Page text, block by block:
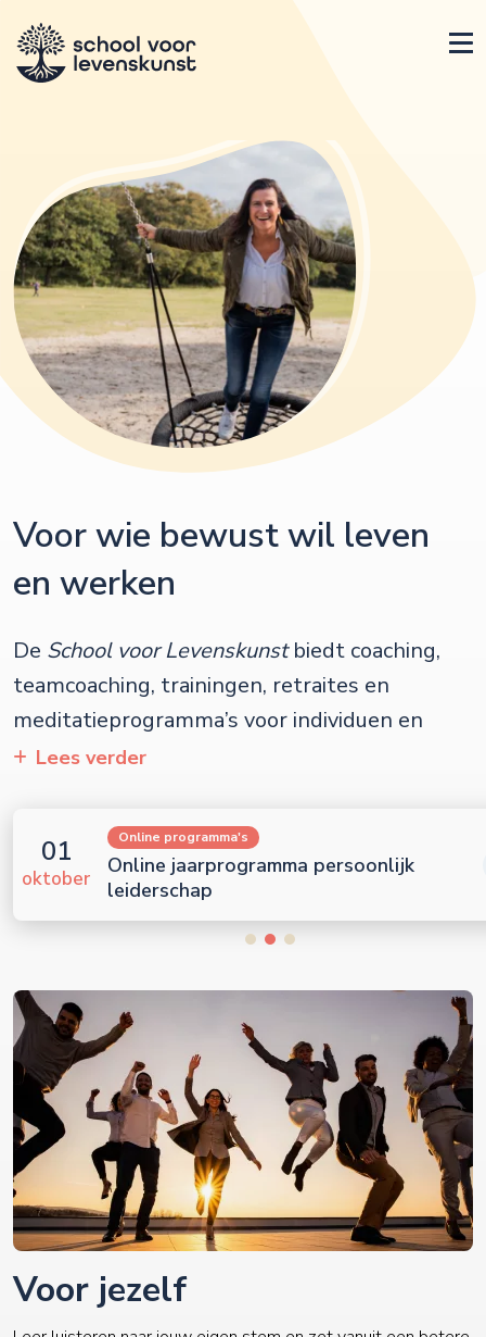
Voor wie bewust wil leven
en werken
School voor Levenskunst
Lees verder
01
oktober
Online programma's
Online jaarprogramma persoonlijk
leiderschap
Voor jezelf